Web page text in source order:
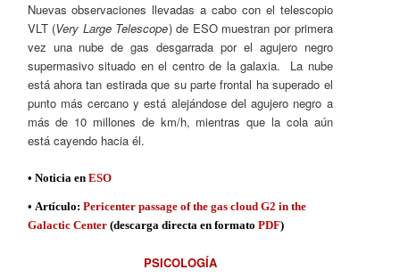
Nuevas observaciones llevadas a cabo con el telescopio
VLT (Very Large Telescope) de ESO muestran por primera
vez una nube de gas desgarrada por el agujero negro
supermasivo situado en el centro de la galaxia. La nube
está ahora tan estirada que su parte frontal ha superado el
punto más cercano y está alejándose del agujero negro a
más de 10 millones de km/h, mientras que la cola aún
está cayendo hacia él.
• Noticia en ESO
• Artículo: Pericenter passage of the gas cloud G2 in the
Galactic Center(descarga directa en formato PDF)
PSICOLOGÍA